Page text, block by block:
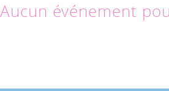
Aucun événement